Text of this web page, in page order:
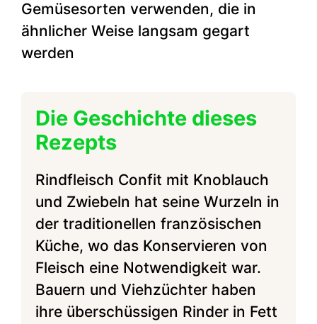
Gemüsesorten verwenden, die in
ähnlicher Weise langsam gegart
werden
Die Geschichte dieses
Rezepts
Rindfleisch Confit mit Knoblauch
und Zwiebeln hat seine Wurzeln in
der traditionellen französischen
Küche, wo das Konservieren von
Fleisch eine Notwendigkeit war.
Bauern und Viehzüchter haben
ihre überschüssigen Rinder in Fett